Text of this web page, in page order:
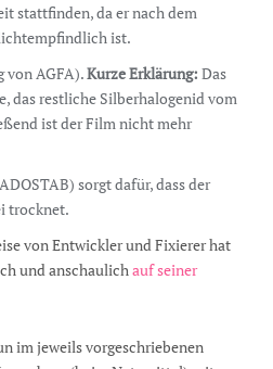
stattfinden, da er nach dem
ist.
von AGFA).Kurze Erklärung: Das
das restliche Silberhalogenid vom
ist der Film nicht mehr
sorgt dafür, dass der
trocknet.
von Entwickler und Fixierer hat
und anschaulich auf seiner
im jeweils vorgeschriebenen